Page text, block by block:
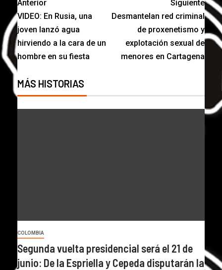
Anterior
VIDEO: En Rusia, una
joven lanzó agua
hirviendo a la cara de un
hombre en su fiesta
Siguiente
Desmantelan red criminal
de proxenetismo y
explotación sexual de
menores en Cartagena
MÁS HISTORIAS
COLOMBIA
Segunda vuelta presidencial será el 21 de
junio: De la Espriella y Cepeda disputarán la